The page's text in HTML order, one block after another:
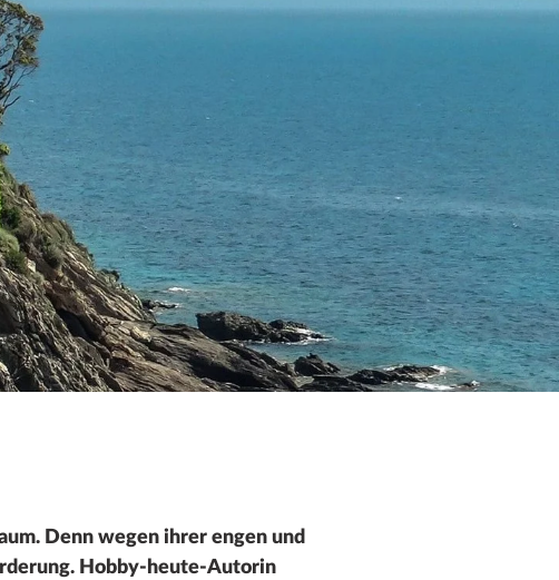
Denn wegen ihrer engen und
Hobby-heute-Autorin